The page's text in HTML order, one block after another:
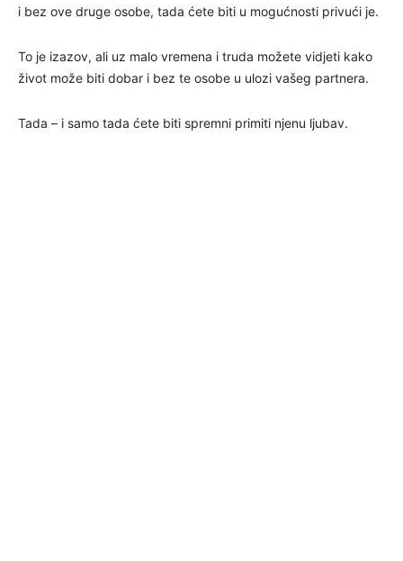
i bez ove druge osobe, tada ćete biti u mogućnosti privući je.
To je izazov, ali uz malo vremena i truda možete vidjeti kako
život može biti dobar i bez te osobe u ulozi vašeg partnera.
Tada – i samo tada ćete biti spremni primiti njenu ljubav.